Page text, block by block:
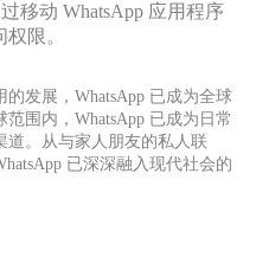
移动 WhatsApp 应用程序
限。
发展，WhatsApp 已成为全球
围内，WhatsApp 已成为日常
道。从与家人朋友的私人联
已深深融入现代社会的